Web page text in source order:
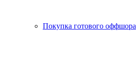
Покупка готового оффшора